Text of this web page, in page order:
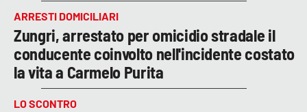
ARRESTI DOMICILIARI
Zungri, arrestato per omicidio stradale il
conducente coinvolto nell'incidente costato
la vita a Carmelo Purita
LO SCONTRO